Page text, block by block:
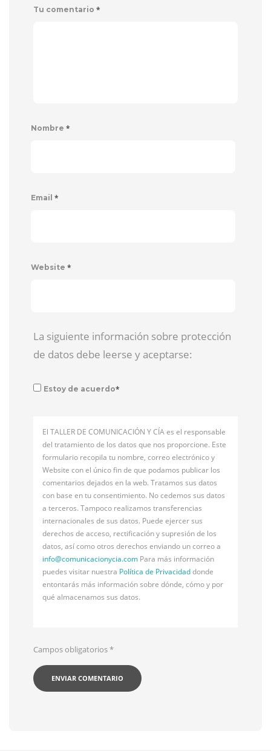
Tu comentario *
Nombre *
Email *
Website *
La siguiente información sobre protección
de datos debe leerse y aceptarse:
Estoy de acuerdo*
El TALLER DE COMUNICACIÓN Y CÍA es el responsable
del tratamiento de los datos que nos proporcione. Este
formulario recopila tu nombre, correo electrónico y
Website con el único fin de que podamos publicar los
comentarios dejados en la web. Tratamos sus datos
con base en tu consentimiento. No cedemos sus datos
a terceros. Tampoco realizamos transferencias
internacionales de sus datos. Puede ejercer sus
derechos de acceso, rectificación y supresión de los
datos, así como otros derechos enviando un correo a
info@comunicacionycia.com Para más información
puedes visitar nuestra Política de Privacidaddonde
entontarás más información sobre dónde, cómo y por
qué almacenamos sus datos.
Campos obligatorios*